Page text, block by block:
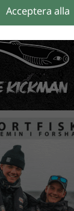
Acceptera alla